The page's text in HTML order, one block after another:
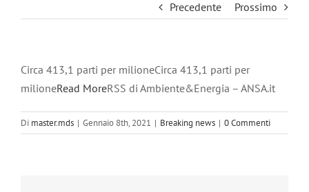
Precedente Prossimo
Circa 413,1 parti per milioneCirca 413,1 parti per
milioneRead MoreRSS di Ambiente&Energia – ANSA.it
Di master.mds | Gennaio 8th, 2021 | Breaking news | 0 Commenti